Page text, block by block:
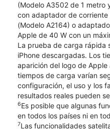
(Modelo A3502 de 1 metro
con adaptador de
(Modelo A2164) o
Apple de 40 W con un
La prueba de carga rápida
iPhone descargadas. Los
aparición del logo de
tiempos de carga varían
configuración, el uso y los
resultados reales pueden
6Es posible que algunas
en todos los países ni en
7Las funcionalidades